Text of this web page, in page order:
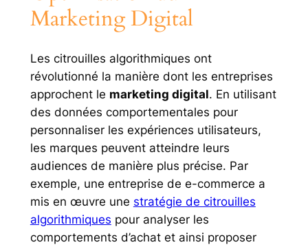
Marketing Digital
Les citrouilles algorithmiques ont
révolutionné la manière dont les entreprises
approchent le marketing digital. En utilisant
des données comportementales pour
personnaliser les expériences utilisateurs,
les marques peuvent atteindre leurs
audiences de manière plus précise. Par
exemple, une entreprise de e-commerce a
mis en œuvre une stratégie de citrouilles
algorithmiques pour analyser les
comportements d’achat et ainsi proposer